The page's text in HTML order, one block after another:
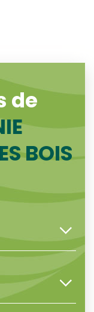
de
BOIS